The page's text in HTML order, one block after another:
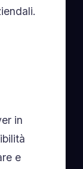
in
e